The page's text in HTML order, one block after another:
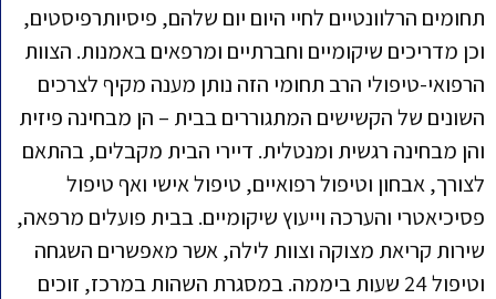
תחומים הרלוונטיים לחיי היום יום שלהם, פיסיותרפיסטים,
וכן מדריכים שיקומיים וחברתיים ומרפאים באמנות. הצוות
הרפואי-טיפולי הרב תחומי הזה נותן מענה מקיף לצרכים
השונים של הקשישים המתגוררים בבית – הן מבחינה פיזית
והן מבחינה רגשית ומנטלית. דיירי הבית מקבלים, בהתאם
לצורך, אבחון וטיפול רפואיים, טיפול אישי ואף טיפול
פסיכיאטרי והערכה וייעוץ שיקומיים. בבית פועלים מרפאה,
שירות קריאת מצוקה וצוות לילה, אשר מאפשרים השגחה
וטיפול 24 שעות ביממה. במסגרת השהות במרכז, זוכים